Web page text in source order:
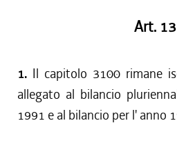
Art. 13
1. Il capitolo 3100 rimane
allegato al bilancio
1991 e al bilancio per l' anno